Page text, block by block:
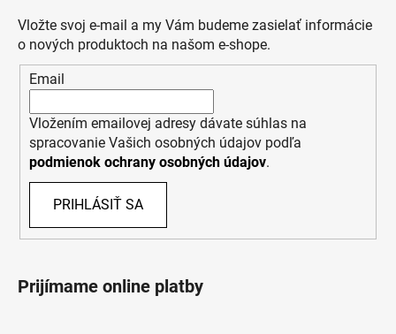
Vložte svoj e-mail a my Vám budeme zasielať informácie
o nových produktoch na našom e-shope.
Email
Vložením emailovej adresy dávate súhlas na
spracovanie Vašich osobných údajov podľa
podmienok ochrany osobných údajov.
PRIHLÁSIŤ SA
Prijímame online platby